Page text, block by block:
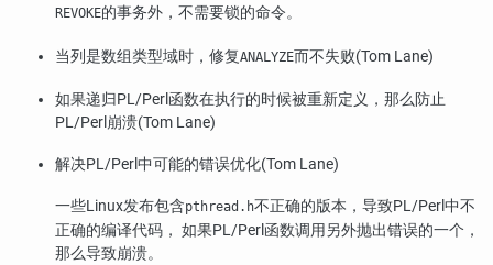
REVOKE的事务外，不需要锁的命令。
当列是数组类型域时，修复ANALYZE而不失败(Tom Lane)
如果递归PL/Perl函数在执行的时候被重新定义，那么防止
PL/Perl崩溃(Tom Lane)
解决PL/Perl中可能的错误优化(Tom Lane)
一些Linux发布包含pthread.h不正确的版本，导致PL/Perl中不
正确的编译代码， 如果PL/Perl函数调用另外抛出错误的一个，
那么导致崩溃。